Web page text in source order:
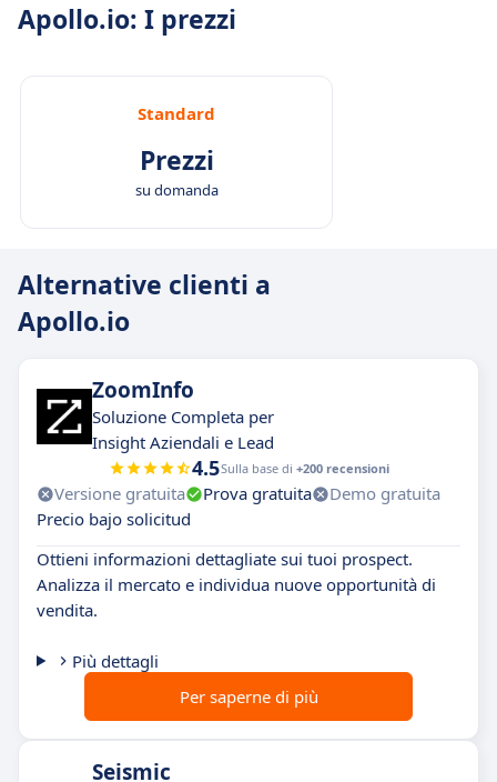
Apollo.io: I prezzi
Standard
Prezzi
su domanda
Alternative clienti a
Apollo.io
ZoomInfo
Soluzione Completa per
Insight Aziendali e Lead
4.5Sulla base di +200 recensioni
Versione gratuita Prova gratuita
Demo gratuita
Precio bajo solicitud
Ottieni informazioni dettagliate sui tuoi prospect.
Analizza il mercato e individua nuove opportunità di
vendita.
Più dettagli
Per saperne di più
Seismic